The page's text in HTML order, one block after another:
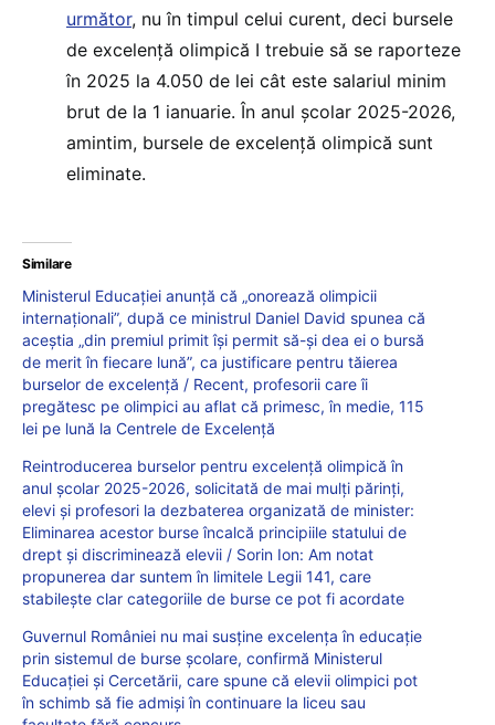
următor, nu în timpul celui curent, deci bursele
de excelență olimpică I trebuie să se raporteze
în 2025 la 4.050 de lei cât este salariul minim
brut de la 1 ianuarie. În anul școlar 2025-2026,
amintim, bursele de excelență olimpică sunt
eliminate.
Similare
Ministerul Educației anunță că „onorează olimpicii
internaționali”, după ce ministrul Daniel David spunea că
aceștia „din premiul primit își permit să-și dea ei o bursă
de merit în fiecare lună”, ca justificare pentru tăierea
burselor de excelență / Recent, profesorii care îi
pregătesc pe olimpici au aflat că primesc, în medie, 115
lei pe lună la Centrele de Excelență
Reintroducerea burselor pentru excelență olimpică în
anul școlar 2025-2026, solicitată de mai mulți părinți,
elevi și profesori la dezbaterea organizată de minister:
Eliminarea acestor burse încalcă principiile statului de
drept și discriminează elevii / Sorin Ion: Am notat
propunerea dar suntem în limitele Legii 141, care
stabilește clar categoriile de burse ce pot fi acordate
Guvernul României nu mai susține excelența în educație
prin sistemul de burse școlare, confirmă Ministerul
Educației și Cercetării, care spune că elevii olimpici pot
în schimb să fie admiși în continuare la liceu sau